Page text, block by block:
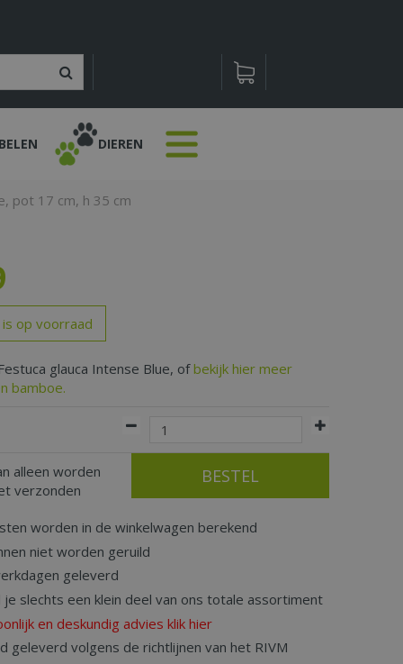
pot 17 cm, h 35 cm
DIEREN
op voorraad
glauca Intense Blue, ofbekijk hier meer
bamboe.
alleen worden
verzonden
worden in de winkelwagen berekend
niet worden geruild
geleverd
je slechts een klein deel van ons totale assortiment
en deskundig advies klik hier
geleverd volgens de richtlijnen van het RIVM